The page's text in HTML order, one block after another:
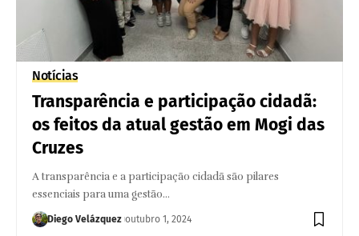
Notícias
Transparência e participação cidadã:
os feitos da atual gestão em Mogi das
Cruzes
A transparência e a participação cidadã são pilares
essenciais para uma gestão…
Diego Velázquez outubro 1, 2024